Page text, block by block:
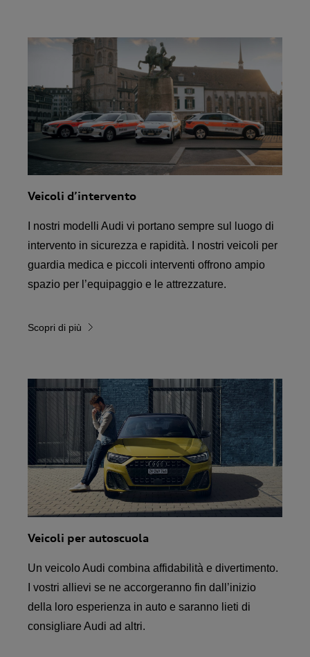
Veicoli d’intervento
I nostri modelli Audi vi portano sempre sul luogo di
intervento in sicurezza e rapidità. I nostri veicoli per
guardia medica e piccoli interventi offrono ampio
spazio per l’equipaggio e le attrezzature.
Scopri di più
Veicoli per autoscuola
Un veicolo Audi combina affidabilità e divertimento.
I vostri allievi se ne accorgeranno fin dall’inizio
della loro esperienza in auto e saranno lieti di
consigliare Audi ad altri.